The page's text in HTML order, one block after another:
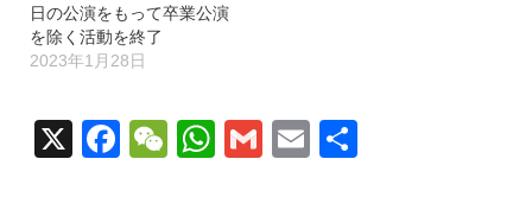
日の公演をもって卒業公演
を除く活動を終了
2023年1月28日
X Facebook
WeChat
WhatsApp
GmailEmail